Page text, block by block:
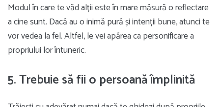
Modul în care te văd alții este în mare măsură o reflectare
a cine sunt. Dacă au o inimă pură și intenții bune, atunci te
vor vedea la fel. Altfel, le vei apărea ca personificare a
propriului lor întuneric.
5. Trebuie să fii o persoană împlinită